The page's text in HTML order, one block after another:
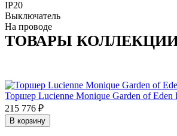
IP20
Выключатель
На проводе
ТОВАРЫ
Торшер Lucienne Monique Garden of Eden
215 776 ₽
В корзину